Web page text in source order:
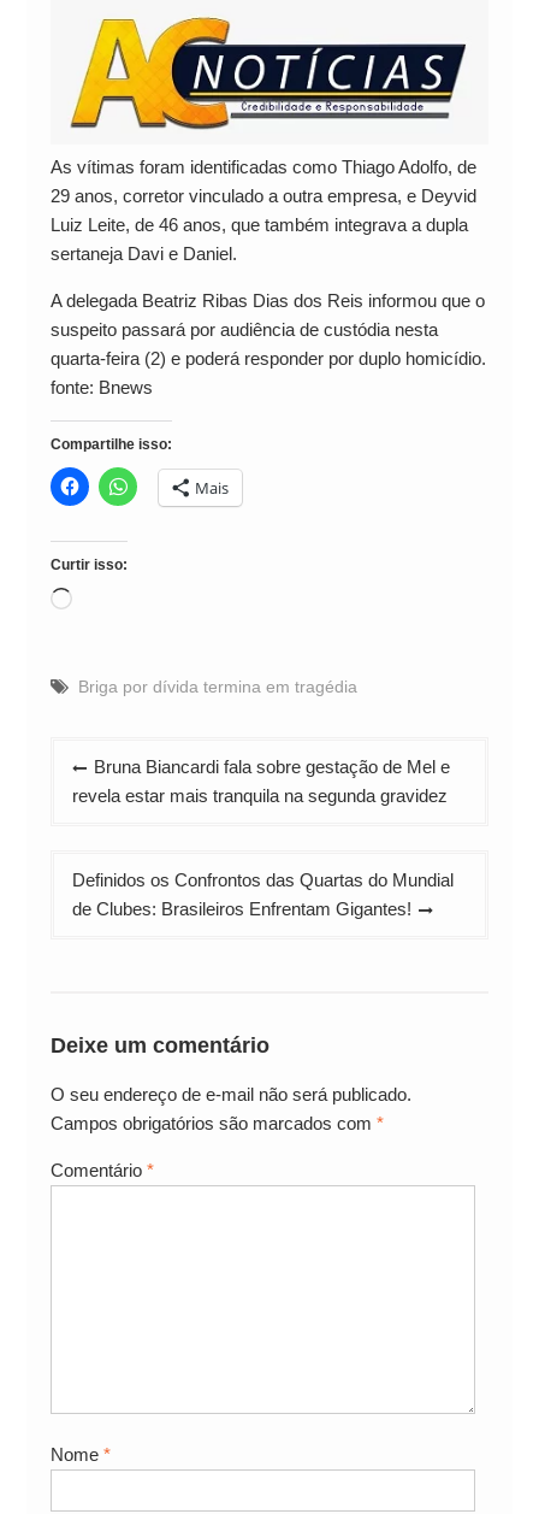
As vítimas foram identificadas como Thiago Adolfo, de
29 anos, corretor vinculado a outra empresa, e Deyvid
Luiz Leite, de 46 anos, que também integrava a dupla
sertaneja Davi e Daniel.
A delegada Beatriz Ribas Dias dos Reis informou que o
suspeito passará por audiência de custódia nesta
quarta-feira (2) e poderá responder por duplo homicídio.
fonte: Bnews
Compartilhe isso:
Mais
Curtir isso:
Carregando...
Briga por dívida termina em tragédia
Navegação
de
Bruna Biancardi fala sobre gestação de Mel e
revela estar mais tranquila na segunda gravidez
Definidos os Confrontos das Quartas do Mundial
de Clubes: Brasileiros Enfrentam Gigantes!
Deixe um comentário
O seu endereço de e-mail não será publicado.
Campos obrigatórios são marcados com *
Comentário *
Nome *